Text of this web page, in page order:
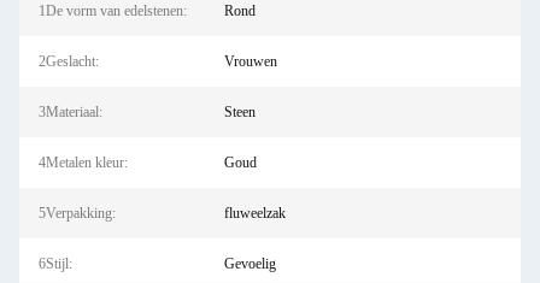
1De vorm van edelstenen: Rond
2Geslacht: Vrouwen
3Materiaal: Steen
4Metalen kleur: Goud
5Verpakking: fluweelzak
6Stijl: Gevoelig